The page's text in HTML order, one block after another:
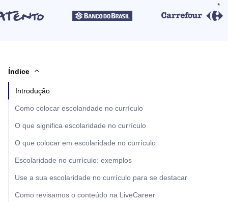
Índice
Introdução
Como colocar escolaridade no currículo
O que significa escolaridade no currículo
O que colocar em escolaridade no currículo
Escolaridade no currículo: exemplos
Use a sua escolaridade no currículo para se destacar
Como revisamos o conteúdo na LiveCareer